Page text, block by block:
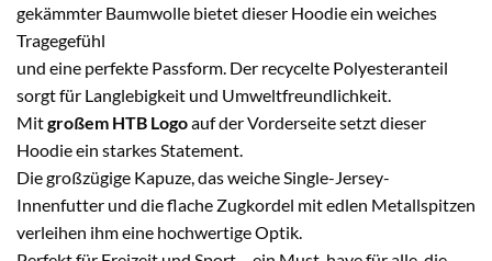
gekämmter Baumwolle bietet dieser Hoodie ein weiches
Tragegefühl
und eine perfekte Passform. Der recycelte Polyesteranteil
sorgt für Langlebigkeit und Umweltfreundlichkeit.
Mitgroßem HTB Logoauf der Vorderseite setzt dieser
Hoodie ein starkes Statement.
Die großzügige Kapuze, das weiche Single-Jersey-
Innenfutter und die flache Zugkordel mit edlen Metallspitzen
verleihen ihm eine hochwertige Optik.